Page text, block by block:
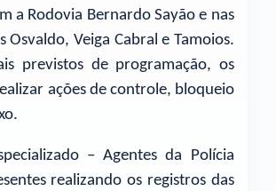
a Rodovia Bernardo Sayão e nas
Osvaldo, Veiga Cabral e Tamoios.
previstos de programação, os
ações de controle, bloqueio
– Agentes da Polícia
realizando os registros das